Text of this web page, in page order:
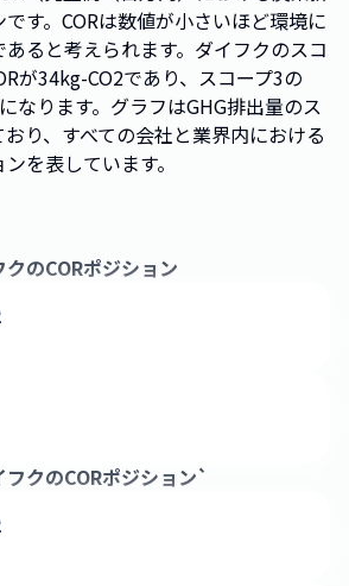
す。CORは数値が小さいほど環境に
ると考えられます。ダイフクのスコ
が34kg-CO2であり、スコープ3の
なります。グラフはGHG排出量のス
り、すべての会社と業界内における
を表しています。
クのCORポジション
フクのCORポジション`